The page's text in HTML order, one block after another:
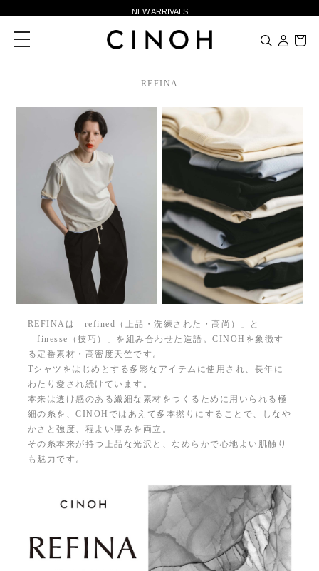
NEW ARRIVALS
新規会員登録500ポイントプレゼント
夏季休業に伴う一部業務休業のお知らせ
新規会員登録500ポイントプレゼント
ニュースレター登録で¥1,000クーポン進呈
toggle
navigation
REFINA
REFINAは「refined（上品・洗練された・高尚）」と
「finesse（技巧）」を組み合わせた造語。CINOHを象徴す
る定番素材・高密度天竺です。
Tシャツをはじめとする多彩なアイテムに使用され、長年に
わたり愛され続けています。
本来は透け感のある繊細な素材をつくるために用いられる極
細の糸を、CINOHではあえて多本撚りにすることで、しなや
かさと強度、程よい厚みを両立。
その糸本来が持つ上品な光沢と、なめらかで心地よい肌触り
も魅力です。